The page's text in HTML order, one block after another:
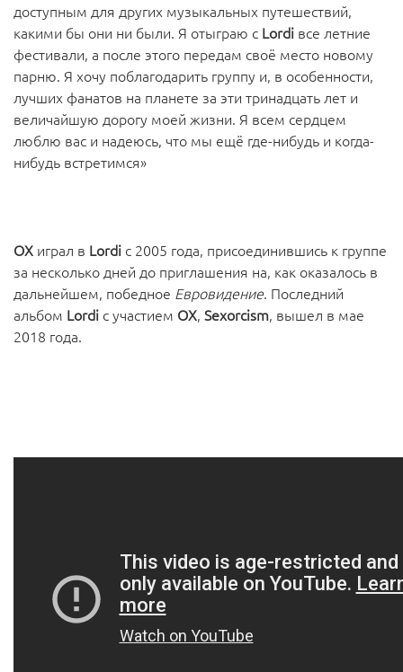
доступным для других музыкальных путешествий,
какими бы они ни были. Я отыграю с Lordi все летние
фестивали, а после этого передам своё место новому
парню. Я хочу поблагодарить группу и, в особенности,
лучших фанатов на планете за эти тринадцать лет и
величайшую дорогу моей жизни. Я всем сердцем
люблю вас и надеюсь, что мы ещё где-нибудь и когда-
нибудь встретимся»
OX играл в Lordi с 2005 года, присоединившись к группе
за несколько дней до приглашения на, как оказалось в
дальнейшем, победное Евровидение. Последний
альбом Lordi с участием OX, Sexorcism, вышел в мае
2018 года.